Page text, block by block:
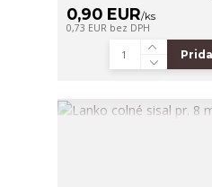
0,90 EUR/ks
0,73 EUR bez DPH